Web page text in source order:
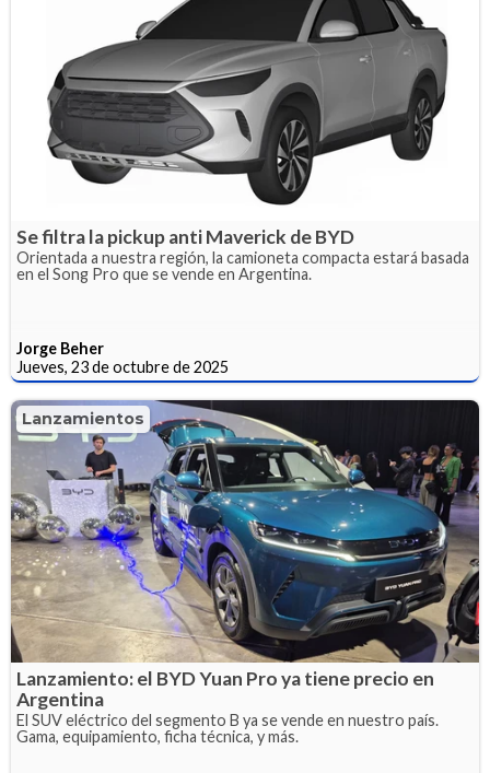
Se filtra la pickup anti Maverick de BYD
Orientada a nuestra región, la camioneta compacta estará basada
en el Song Pro que se vende en Argentina.
Jorge Beher
Jueves, 23 de octubre de 2025
Lanzamientos
Lanzamiento: el BYD Yuan Pro ya tiene precio en
Argentina
El SUV eléctrico del segmento B ya se vende en nuestro país.
Gama, equipamiento, ficha técnica, y más.